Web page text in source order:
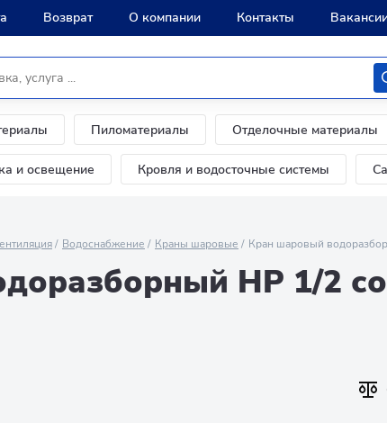
Возврат О компании Контакты
Пиломатериалы Отделочные материалы
и освещение Кровля и водосточные системы
Водоснабжение Краны шаровые Кран шаровый
НР 1/2